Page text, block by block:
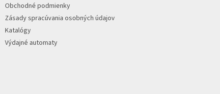
Obchodné podmienky
Zásady spracúvania osobných údajov
Katalógy
Výdajné automaty